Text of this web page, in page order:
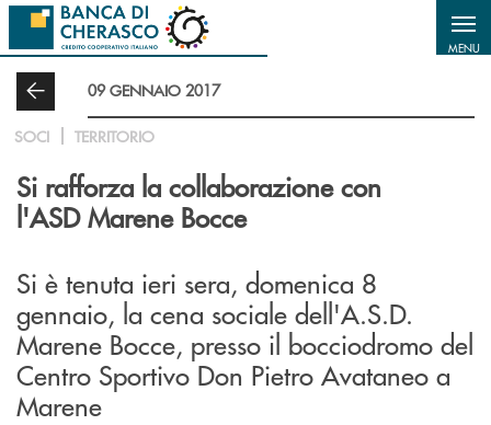
Salta al contenuto principale
MENU
09 GENNAIO 2017
SOCI TERRITORIO
Si rafforza la collaborazione con
l'ASD Marene Bocce
Si è tenuta ieri sera, domenica 8
gennaio, la cena sociale dell'A.S.D.
Marene Bocce, presso il bocciodromo del
Centro Sportivo Don Pietro Avataneo a
Marene